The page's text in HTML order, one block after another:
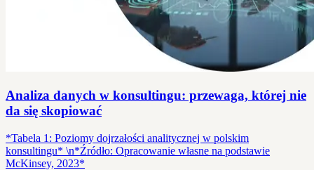
Analiza danych w konsultingu: przewaga, której nie
da się skopiować
*Tabela 1: Poziomy dojrzałości analitycznej w polskim
konsultingu* \n*Źródło: Opracowanie własne na podstawie
McKinsey, 2023*